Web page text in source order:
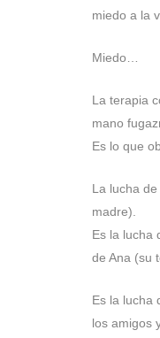
miedo a la
Miedo…
La terapia
mano
Es lo que
La lucha
madre).
Es la lucha
de Ana (su
Es la lucha
los amigos